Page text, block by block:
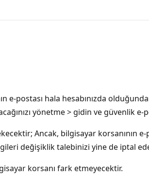
e-postası hala hesabınızda
yönetme > gidin ve güvenlik
Ancak, bilgisayar korsanının e-
değişiklik talebinizi yine de iptal
korsanı fark etmeyecektir.